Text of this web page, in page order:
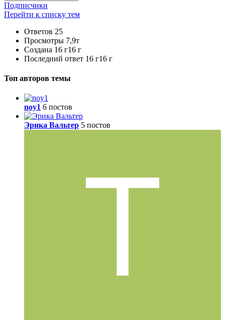
Подписчики
Перейти к списку тем
Ответов 25
Просмотры 7,9т
Создана 16 г16 г
Последний ответ 16 г16 г
Топ авторов темы
noy1 6 постов
Эрика Вальтер 5 постов